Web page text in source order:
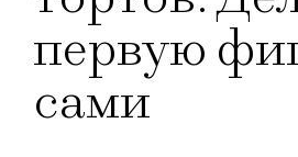
первую
сами